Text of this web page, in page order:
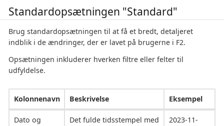
Standardopsætningen "Standard"
Brug standardopsætningen til at få et bredt, detaljeret
indblik i de ændringer, der er lavet på brugerne i F2.
Opsætningen inkluderer hverken filtre eller felter til
udfyldelse.
Kolonnenavn Beskrivelse Eksempel
Dato og
Det fulde tidsstempel med
2023-11-